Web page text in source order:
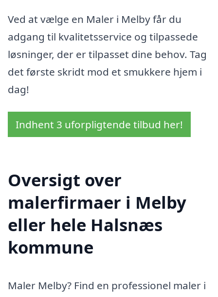
Ved at vælge en Maler i Melby får du
adgang til kvalitetsservice og tilpassede
løsninger, der er tilpasset dine behov. Tag
det første skridt mod et smukkere hjem i
dag!
Indhent 3 uforpligtende tilbud her!
Oversigt over
malerfirmaer i Melby
eller hele Halsnæs
kommune
Maler Melby? Find en professionel maler i